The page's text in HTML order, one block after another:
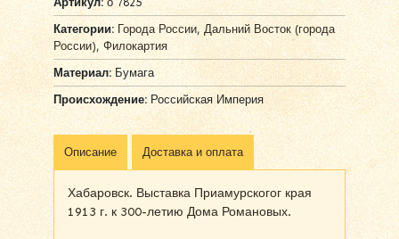
Категории: Города России,Дальний Восток (города
России),Филокартия
Материал:Бумага
Происхождение:Российская Империя
Описание Доставка и оплата
Хабаровск. Выставка Приамурскогог края
1913 г. к 300-летию Дома Романовых.